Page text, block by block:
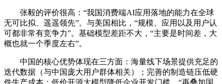
张毅的评价很高：“我国消费端AI应用落地的能力在全球
无可比拟、遥遥领先”。与美国相比，“规模、应用以及用户认
可都非常有竞争力”。基础模型差距不大，“主要是时间差，大
概也就一个季度左右”。
中国的核心优势体现在三方面：海量线下场景提供充足的
迭代数据（与中国庞大用户群体相关）；完善的制造链压低硬